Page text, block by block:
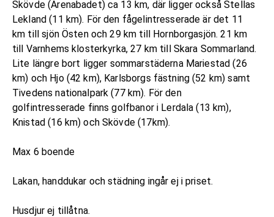
Skövde (Arenabadet) ca 13 km, där ligger också Stellas
Lekland (11 km). För den fågelintresserade är det 11
km till sjön Östen och 29 km till Hornborgasjön. 21 km
till Varnhems klosterkyrka, 27 km till Skara Sommarland.
Lite längre bort ligger sommarstäderna Mariestad (26
km) och Hjo (42 km), Karlsborgs fästning (52 km) samt
Tivedens nationalpark (77 km). För den
golfintresserade finns golfbanor i Lerdala (13 km),
Knistad (16 km) och Skövde (17km).
Max 6 boende
Lakan, handdukar och städning ingår ej i priset.
Husdjur ej tillåtna.